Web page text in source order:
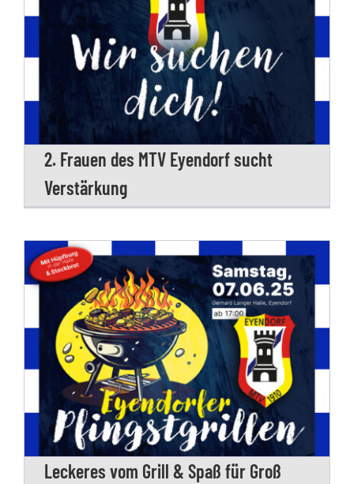
2. Frauen des MTV Eyendorf sucht
Verstärkung
Leckeres vom Grill & Spaß für Groß